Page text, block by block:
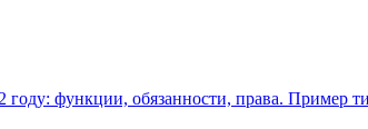
году: функции, обязанности, права. Пример